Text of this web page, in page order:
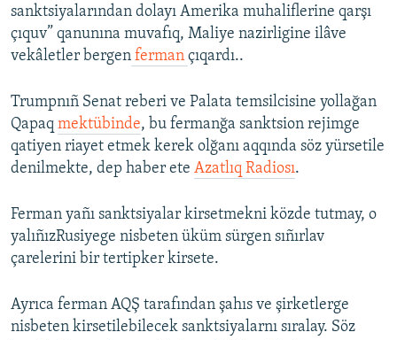
sanktsiyalarından dolayı Amerika muhaliflerine qarşı
çıquv” qanunına muvafıq, Maliye nazirligine ilâve
vekâletler bergen ferman çıqardı..
Trumpnıñ Senat reberi ve Palata temsilcisine yollağan
Qapaq mektübinde, bu fermanğa sanktsion rejimge
qatiyen riayet etmek kerek olğanı aqqında söz yürsetile
denilmekte, dep haber ete Azatlıq Radiosı.
Ferman yañı sanktsiyalar kirsetmekni közde tutmay, o
yalıñızRusiyege nisbeten üküm sürgen sıñırlav
çarelerini bir tertipker kirsete.
Ayrıca ferman AQŞ tarafından şahıs ve şirketlerge
nisbeten kirsetilebilecek sanktsiyalarnı sıralay. Söz